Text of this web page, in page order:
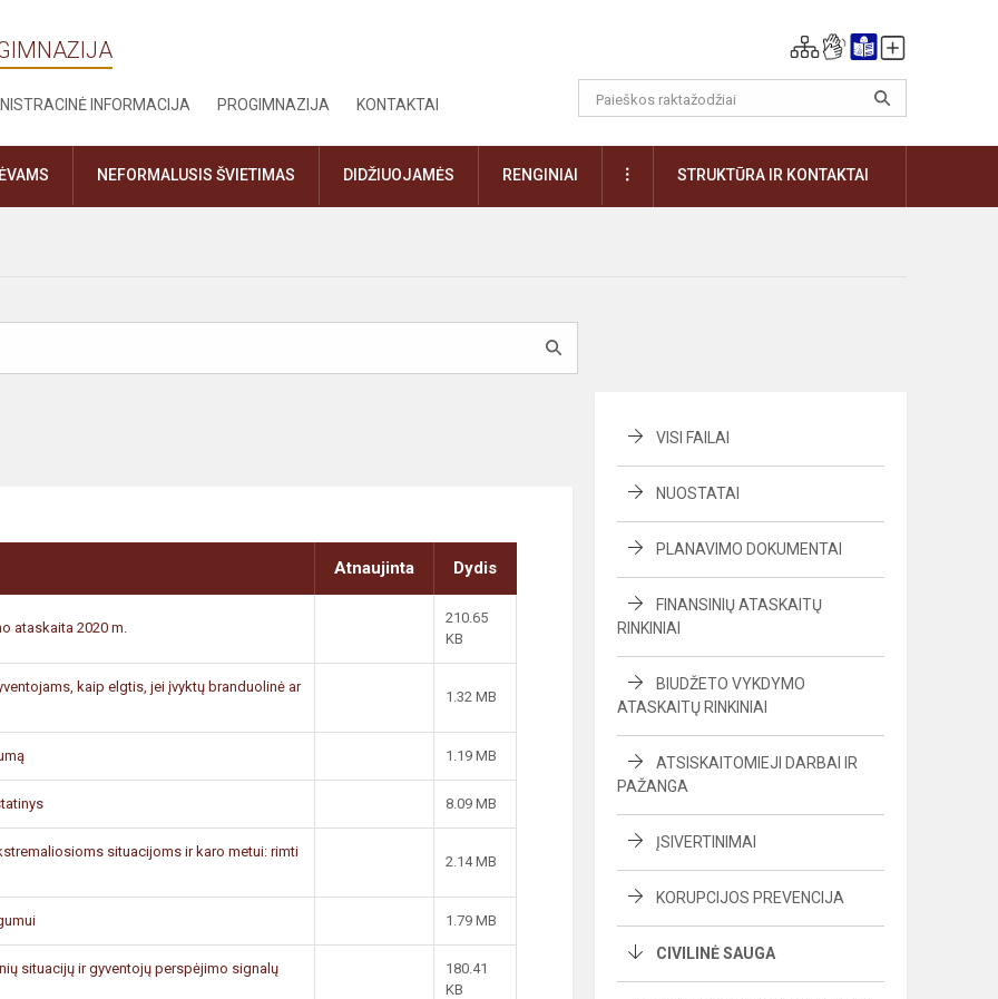
INFORMACIJA PROGIMNAZIJA KONTAKTAI
NEFORMALUSIS ŠVIETIMAS DIDŽIUOJAMĖS RENGINIAI DAUGIAUSTRUKTŪRA IR KONTAKTAI
Atnaujinta Dydis
ataskaita 2020 m.
210.65
KB
kaip elgtis, jei įvyktų branduolinė ar
1.32 MB
1.19 MB
8.09 MB
situacijoms ir karo metui: rimti
2.14 MB
1.79 MB
situacijų ir gyventojų perspėjimo signalų
180.41
KB
VISI FAILAI
NUOSTATAI
PLANAVIMO DOKUMENTAI
FINANSINIŲ ATASKAITŲ
RINKINIAI
BIUDŽETO VYKDYMO
ATASKAITŲ RINKINIAI
ATSISKAITOMIEJI DARBAI IR
PAŽANGA
ĮSIVERTINIMAI
KORUPCIJOS PREVENCIJA
CIVILINĖ SAUGA